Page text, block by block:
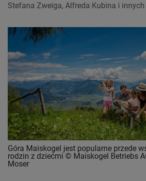
Stefana Zweiga, Alfreda Kubina i
Góra Maiskogel jest popularne przede
rodzin z dziećmi © Maiskogel Betriebs
Moser